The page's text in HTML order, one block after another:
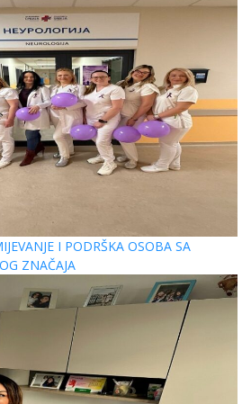
I PODRŠKA OSOBA SA
ZNAČAJA